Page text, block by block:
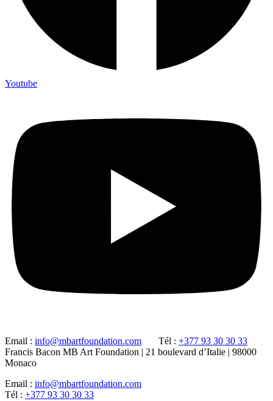
Youtube
Email : info@mbartfoundation.com Tél : +377 93 30 30 33
Francis Bacon MB Art Foundation | 21 boulevard d’Italie | 98000
Monaco
Email : info@mbartfoundation.com
Tél : +377 93 30 30 33